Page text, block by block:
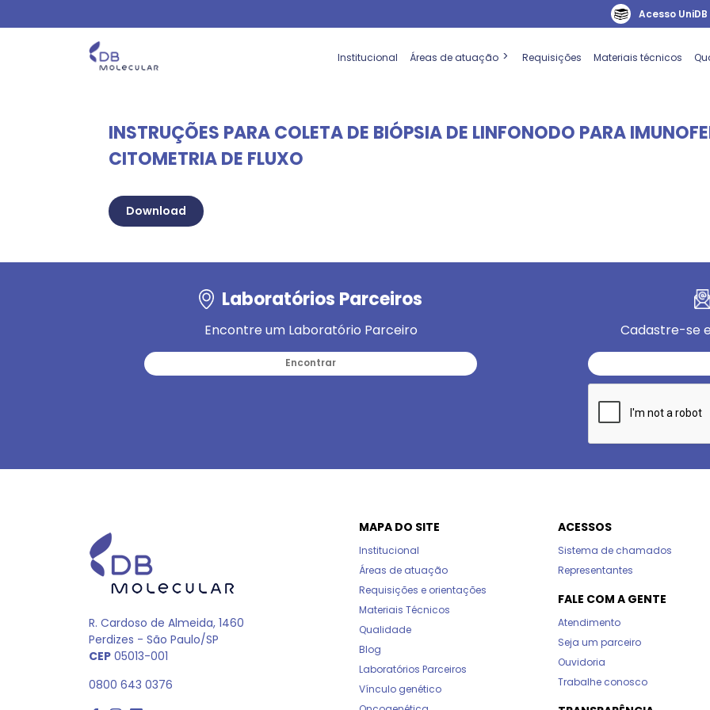
Acesso UniDB
Institucional Áreas de atuação Requisições Materiais técnicos
INSTRUÇÕES PARA COLETA DE BIÓPSIA DE LINFONODO PARA
CITOMETRIA DE FLUXO
Download
Laboratórios Parceiros
Encontre um Laboratório Parceiro
Encontrar
Cadastre-se
R. Cardoso de Almeida, 1460
Perdizes - São Paulo/SP
CEP 05013-001
0800 643 0376
MAPA DO SITE
Institucional
Áreas de atuação
Requisições e orientações
Materiais Técnicos
Qualidade
Blog
Laboratórios Parceiros
Vínculo genético
ACESSOS
Sistema de chamados
Representantes
FALE COM A GENTE
Atendimento
Seja um parceiro
Ouvidoria
Trabalhe conosco